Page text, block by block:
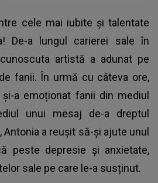
cele mai iubite și talentate
De-a lungul carierei sale în
artistă a adunat pe
fanii. În urmă cu câteva ore,
a emoționat fanii din mediul
unui mesaj de-a dreptul
a reușit să-și ajute unul
peste depresie și anxietate,
sale pe care le-a susținut.